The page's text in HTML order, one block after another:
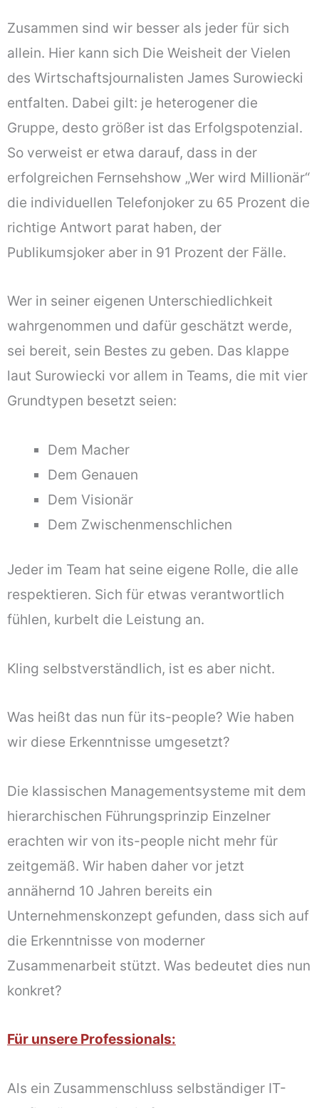
Zusammen sind wir besser als jeder für sich
allein. Hier kann sich Die Weisheit der Vielen
des Wirtschaftsjournalisten James Surowiecki
entfalten. Dabei gilt: je heterogener die
Gruppe, desto größer ist das Erfolgspotenzial.
So verweist er etwa darauf, dass in der
erfolgreichen Fernsehshow „Wer wird Millionär“
die individuellen Telefonjoker zu 65 Prozent die
richtige Antwort parat haben, der
Publikumsjoker aber in 91 Prozent der Fälle.
Wer in seiner eigenen Unterschiedlichkeit
wahrgenommen und dafür geschätzt werde,
sei bereit, sein Bestes zu geben. Das klappe
laut Surowiecki vor allem in Teams, die mit vier
Grundtypen besetzt seien:
Dem Macher
Dem Genauen
Dem Visionär
Dem Zwischenmenschlichen
Jeder im Team hat seine eigene Rolle, die alle
respektieren. Sich für etwas verantwortlich
fühlen, kurbelt die Leistung an.
Kling selbstverständlich, ist es aber nicht.
Was heißt das nun für its-people? Wie haben
wir diese Erkenntnisse umgesetzt?
Die klassischen Managementsysteme mit dem
hierarchischen Führungsprinzip Einzelner
erachten wir von its-people nicht mehr für
zeitgemäß. Wir haben daher vor jetzt
annähernd 10 Jahren bereits ein
Unternehmenskonzept gefunden, dass sich auf
die Erkenntnisse von moderner
Zusammenarbeit stützt. Was bedeutet dies nun
konkret?
Für unsere Professionals:
Als ein Zusammenschluss selbständiger IT-